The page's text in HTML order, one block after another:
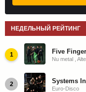
НЕДЕЛЬНЫЙ РЕЙТИНГ
1
2
Euro-Disco